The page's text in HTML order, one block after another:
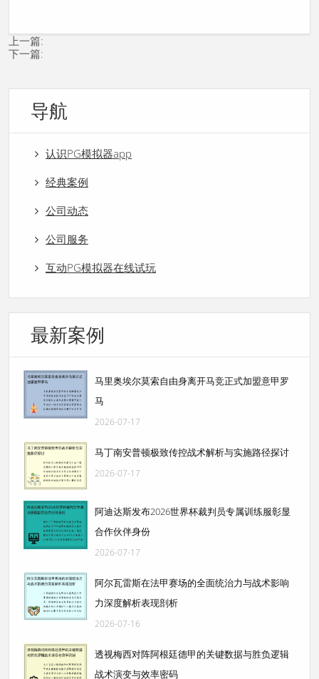
上一篇:
下一篇:
导航
认识PG模拟器app
经典案例
公司动态
公司服务
互动PG模拟器在线试玩
最新案例
马里奥埃尔莫索自由身离开马竞正式加盟意甲罗
马
2026-07-17
马丁南安普顿极致传控战术解析与实施路径探讨
2026-07-17
阿迪达斯发布2026世界杯裁判员专属训练服彰显
合作伙伴身份
2026-07-17
阿尔瓦雷斯在法甲赛场的全面统治力与战术影响
力深度解析表现剖析
2026-07-16
透视梅西对阵阿根廷德甲的关键数据与胜负逻辑
战术演变与效率密码